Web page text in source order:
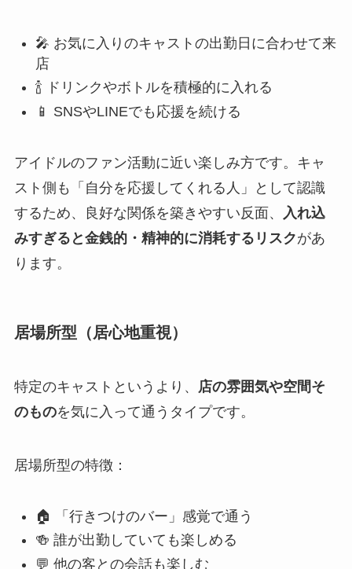
🎤 お気に入りのキャストの出勤日に合わせて来
店
🍾 ドリンクやボトルを積極的に入れる
📱 SNSやLINEでも応援を続ける
アイドルのファン活動に近い楽しみ方です。キャ
スト側も「自分を応援してくれる人」として認識
するため、良好な関係を築きやすい反面、
入れ込
みすぎると金銭的・精神的に消耗するリスクがあ
ります。
居場所型（居心地重視）
特定のキャストというより、 店の雰囲気や空間そ
のものを気に入って通うタイプです。
居場所型の特徴：
🏠 「行きつけのバー」感覚で通う
🍻 誰が出勤していても楽しめる
💬 他の客との会話も楽しむ